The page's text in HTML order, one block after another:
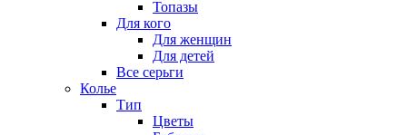
Топазы
Для кого
Для женщин
Для детей
Все серьги
Колье
Тип
Цветы